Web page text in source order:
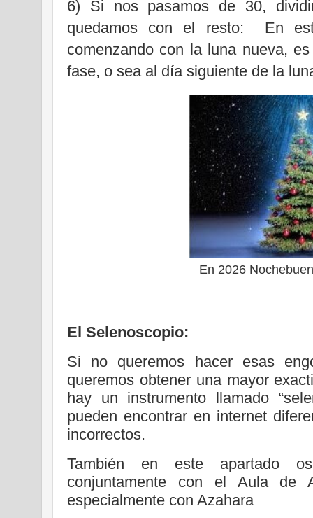
6) Si nos pasamos de 30,
quedamos con el resto:
En
comenzando con la luna nueva,
fase, o sea al día siguiente de la
En 2026
El Selenoscopio:
Si no queremos hacer esas
queremos obtener una mayor
hay un instrumento llamado
pueden encontrar en internet
incorrectos.
También en este apartado
conjuntamente con el Aula de
especialmente con Azahara